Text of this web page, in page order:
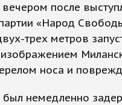
вечером после
«Народ
трех метров
носа и
немедленно